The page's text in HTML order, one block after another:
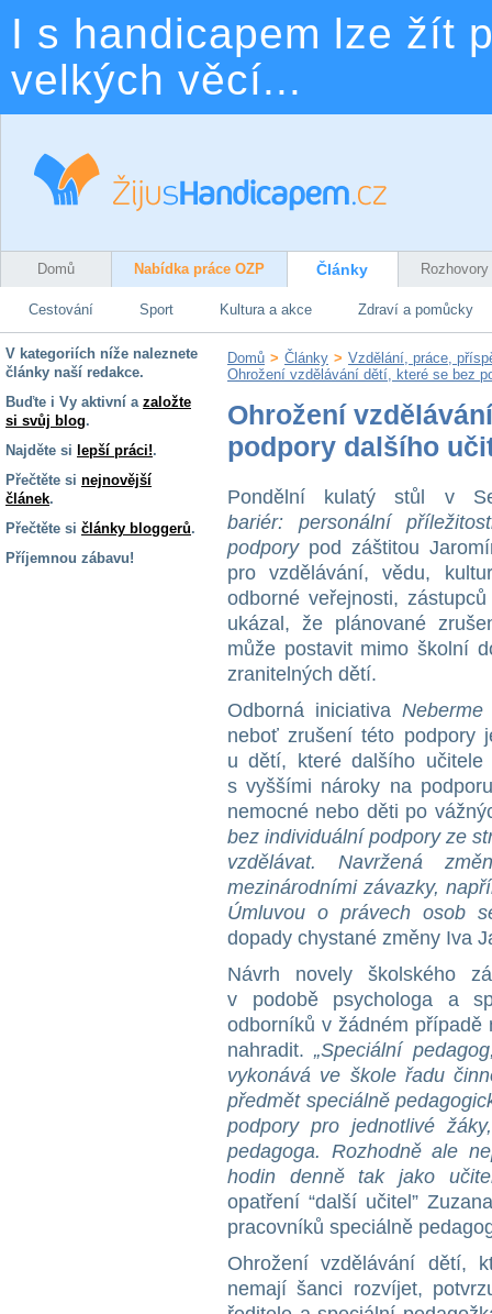
I s handicapem lze žít
velkých věcí...
Domů Nabídka práce OZP Články Rozhovory
Cestování Sport Kultura a akce Zdraví a pomůcky
V kategoriích níže naleznete
články naší redakce.
Buďte i Vy aktivní a založte
si svůj blog.
Najděte si lepší práci!.
Přečtěte si nejnovější
článek.
Přečtěte si články bloggerů.
Příjemnou zábavu!
Domů > Články > Vzdělání, práce,
Ohrožení vzdělávání dětí, které se bez
Ohrožení
podpory dalšího
Pondělní kulatý stůl v
bariér: personální
podpory pod záštitou
pro vzdělávání, vědu,
odborné veřejnosti,
ukázal, že plánované
může postavit mimo školní
zranitelných dětí.
Odborná iniciativa
neboť zrušení této podpory
u dětí, které dalšího
s vyššími nároky na
nemocné nebo děti po
bez individuální podpory ze
vzdělávat. Navržená
mezinárodními závazky,
Úmluvou o právech osob
dopady chystané změny Iva
Návrh novely školského
v podobě psychologa a
odborníků v žádném případě
nahradit.„Speciální
vykonává ve škole řadu
předmět speciálně
podpory pro jednotlivé
pedagoga. Rozhodně ale
hodin denně tak jako
opatření “další učitel”
pracovníků speciálně
Ohrožení vzdělávání dětí,
nemají šanci rozvíjet,